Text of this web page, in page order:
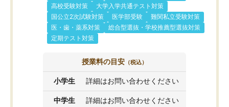
高校受験対策
大学入学共通テスト対策
国公立2次試験対策
医学部受験
難関私立受験対策
医・歯・薬系対策
総合型選抜・学校推薦型選抜対策
定期テスト対策
授業料の目安 （税込）
小学生 詳細はお問い合わせください
中学生 詳細はお問い合わせください